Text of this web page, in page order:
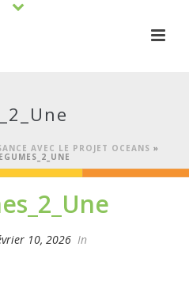
AVEC LE PROJET OCEANS »
10, 2026 In